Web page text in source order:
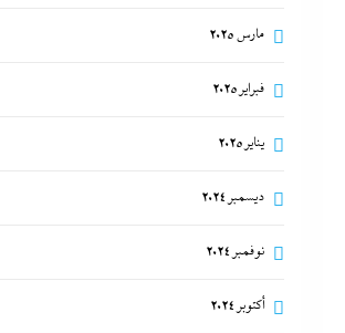
مارس 2025
فبراير 2025
يناير 2025
ديسمبر 2024
نوفمبر 2024
أكتوبر 2024